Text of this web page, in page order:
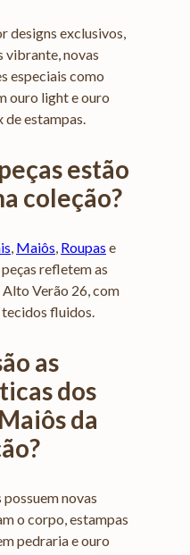
designs exclusivos,
vibrante, novas
especiais como
ouro light e ouro
de estampas.
estão
coleção?
, Maiôs, Roupas e
peças refletem as
Verão 26, com
fluidos.
as
dos
da
novas
o corpo, estampas
pedraria e ouro